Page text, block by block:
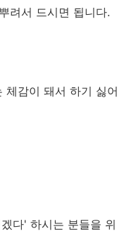
려서 드시면 됩니다.
체감이 돼서 하기 싫어
다' 하시는 분들을 위